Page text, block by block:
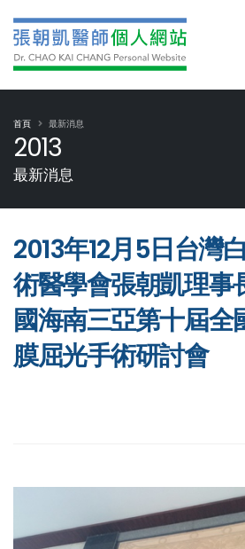
2013
最新消息
首頁 最新消息
2013年12月5日台灣
術醫學會張朝凱理事
國海南三亞第十屆全
膜屈光手術研討會